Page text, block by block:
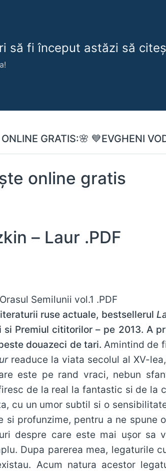
să fi început astăzi să
GRATIS:🌸 💙EVGHENI
online gratis
– Laur .PDF
ruse actuale, bestsellerul
si Premiul cititorilor – pe 2013. A
douazeci de tari. Amintind de
readuce la viata secolul al XV-
este pe rand vraci, nebun
de la real la fantastic si de la
cu un umor subtil si o
si profunzime, pentru a ne spune
Dupa parerea mea, legaturile
Acum natura acestor